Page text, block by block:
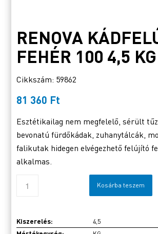
RENOVA
FEHÉR 100 4,5 KG
Cikkszám: 59862
81 360 Ft
Esztétikailag nem megfelelő, sérült
bevonatú fürdőkádak, zuhanytálcák,
falikutak hidegen elvégezhető felújító
alkalmas.
Kosárba teszem
Kiszerelés: 4,5